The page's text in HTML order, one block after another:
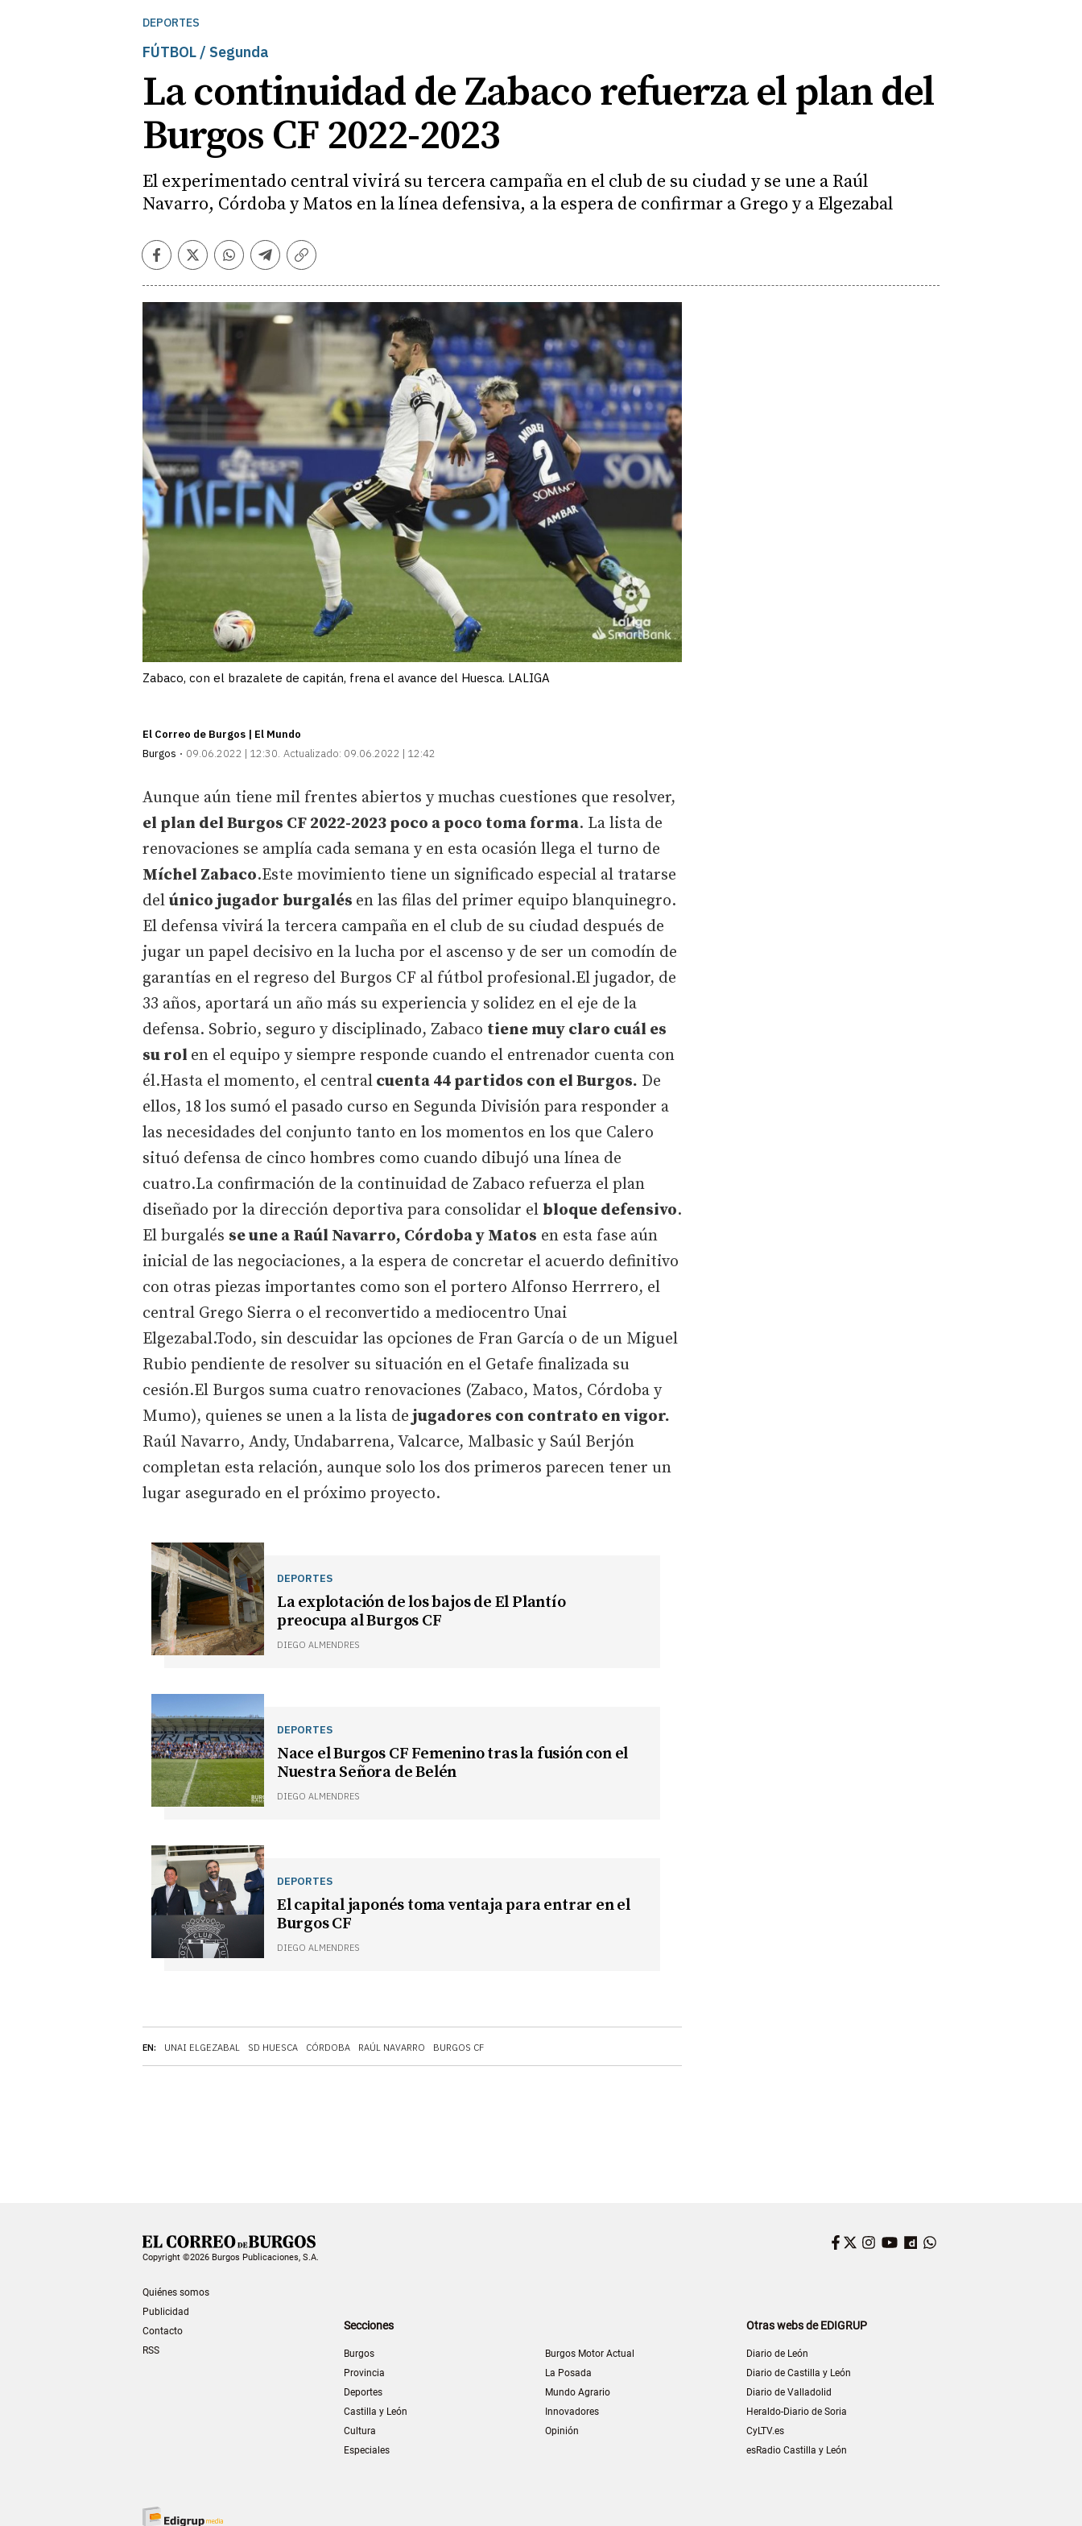
DEPORTES
FÚTBOL / Segunda
La continuidad de Zabaco refuerza el plan del
Burgos CF 2022-2023
El experimentado central vivirá su tercera campaña en el club de su ciudad y se une a Raúl
Navarro, Córdoba y Matos en la línea defensiva, a la espera de confirmar a Grego y a Elgezabal
Facebook
TwitterWhatsapp
Telegram
Copiar
Zabaco, con el brazalete de capitán, frena el avance del Huesca. LALIGA
El Correo de Burgos | El Mundo
Burgos
09.06.2022 | 12:30 Actualizado: 09.06.2022 | 12:42
EN: UNAI ELGEZABAL SD HUESCA CÓRDOBA RAÚL NAVARRO BURGOS CF
Aunque aún tiene mil frentes abiertos y muchas cuestiones que resolver,
el plan del Burgos CF 2022-2023 poco a poco toma forma. La lista de
renovaciones se amplía cada semana y en esta ocasión llega el turno de
Míchel Zabaco.Este movimiento tiene un significado especial al tratarse
del único jugador burgalés en las filas del primer equipo blanquinegro.
El defensa vivirá la tercera campaña en el club de su ciudad después de
jugar un papel decisivo en la lucha por el ascenso y de ser un comodín de
garantías en el regreso del Burgos CF al fútbol profesional.El jugador, de
33 años, aportará un año más su experiencia y solidez en el eje de la
defensa. Sobrio, seguro y disciplinado, Zabaco tiene muy claro cuál es
su rol en el equipo y siempre responde cuando el entrenador cuenta con
él.Hasta el momento, el central cuenta 44 partidos con el Burgos. De
ellos, 18 los sumó el pasado curso en Segunda División para responder a
las necesidades del conjunto tanto en los momentos en los que Calero
situó defensa de cinco hombres como cuando dibujó una línea de
cuatro.La confirmación de la continuidad de Zabaco refuerza el plan
diseñado por la dirección deportiva para consolidar el bloque defensivo.
El burgalés se une a Raúl Navarro, Córdoba y Matos en esta fase aún
inicial de las negociaciones, a la espera de concretar el acuerdo definitivo
con otras piezas importantes como son el portero Alfonso Herrrero, el
central Grego Sierra o el reconvertido a mediocentro Unai
Elgezabal.Todo, sin descuidar las opciones de Fran García o de un Miguel
Rubio pendiente de resolver su situación en el Getafe finalizada su
cesión.El Burgos suma cuatro renovaciones (Zabaco, Matos, Córdoba y
Mumo), quienes se unen a la lista de jugadores con contrato en vigor.
Raúl Navarro, Andy, Undabarrena, Valcarce, Malbasic y Saúl Berjón
completan esta relación, aunque solo los dos primeros parecen tener un
lugar asegurado en el próximo proyecto.
DEPORTES
La explotación de los bajos de El Plantío
preocupa al Burgos CF
DIEGO ALMENDRES
DEPORTES
Nace el Burgos CF Femenino tras la fusión con el
Nuestra Señora de Belén
DIEGO ALMENDRES
DEPORTES
El capital japonés toma ventaja para entrar en el
Burgos CF
DIEGO ALMENDRES
Copyright ©2026 Burgos Publicaciones, S.A.
Quiénes somos
Publicidad
Contacto
RSS
Facebook
Twitter
Instagram
YouTube
Dailymotion
Secciones
Burgos
Provincia
Deportes
Castilla y León
Cultura
Especiales
Burgos Motor Actual
La Posada
Mundo Agrario
Innovadores
Opinión
Otras webs de EDIGRUP
Diario de León
Diario de Castilla y León
Diario de Valladolid
Heraldo-Diario de Soria
CyLTV.es
esRadio Castilla y León